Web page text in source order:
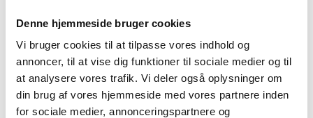
Denne hjemmeside bruger cookies
Vi bruger cookies til at tilpasse vores indhold og
annoncer, til at vise dig funktioner til sociale medier og til
at analysere vores trafik. Vi deler også oplysninger om
din brug af vores hjemmeside med vores partnere inden
for sociale medier, annonceringspartnere og
Kirstine Hvitved Ekholm
Specialkonsulent
Direkte telefon:
E-mail:nvu@ufm.dk